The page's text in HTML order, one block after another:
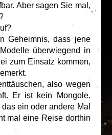
Aber sagen Sie mal,
Geheimnis, dass jene
überwiegend in
zum Einsatz kommen,
also wegen
Er ist kein Mongole.
ein oder andere Mal
mal eine Reise dorthin